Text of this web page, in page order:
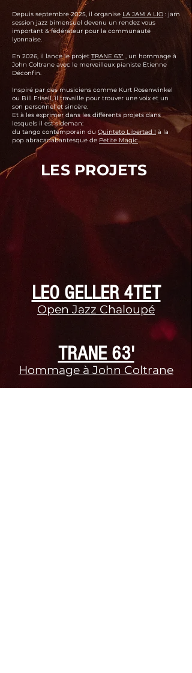
Depuis septembre 2025, il organise LA JAM A LIO : jam
session jazz bimensuel devenu un rendez vous
important & fédérateur pour la communauté
lyonnaise.
En 2026, il lance le projet TRANE 63" , un hommage à
John Coltrane avec le merveilleux pianiste Etienne
Déconfin.
Inspiré par des musiciens comme Kurt Rosenwinkel
ou Bill Frisell, il travaille pour trouver une voix et un
son personnel et sincère.
Et à les exprimer dans les différents projets dans
lesquels il est sideman:
du tango contemporain du Quinteto Libertad ! à la
pop abracadabantesque de Petite Magic.
LES PROJETS
LEO GELLER 4TET
Open Jazz Chaloupé
TRANE 63'
Hommage à John Coltrane